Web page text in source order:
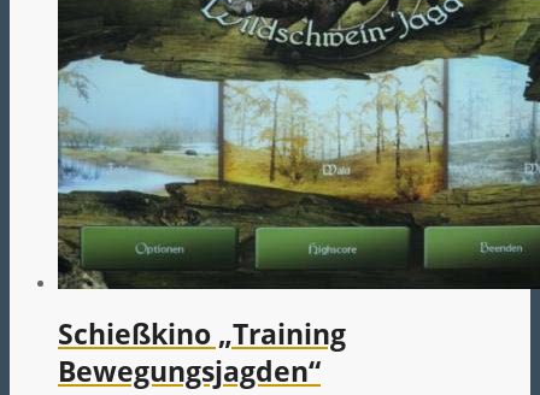
Schießkino „Training
Bewegungsjagden“